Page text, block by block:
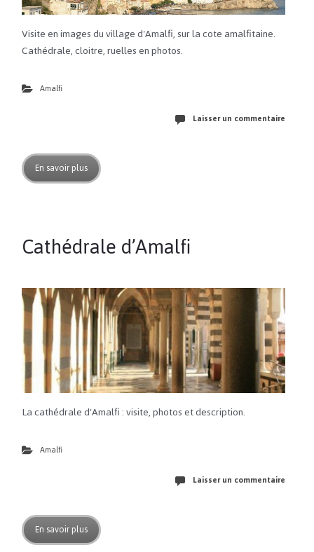
Visite en images du village d'Amalfi, sur la cote amalfitaine.
Cathédrale, cloitre, ruelles en photos.
Amalfi
Laisser un commentaire
En savoir plus
Cathédrale d’Amalfi
La cathédrale d'Amalfi : visite, photos et description.
Amalfi
Laisser un commentaire
En savoir plus